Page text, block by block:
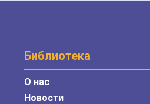
Библиотека
О нас
Новости